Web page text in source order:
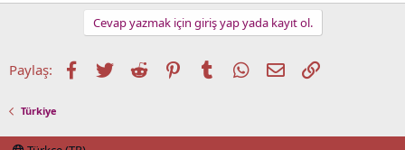
Cevap yazmak için giriş yap yada kayıt ol.
Paylaş: Facebook
TwitterReddit PinterestTumblrWhatsApp
E-postaLink
Türkiye